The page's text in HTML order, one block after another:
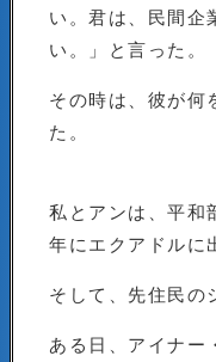
い。君は、民間企
い。」と言った。
その時は、彼が何
た。
私とアンは、平和
年にエクアドルに
そして、先住民の
ある日、アイナー